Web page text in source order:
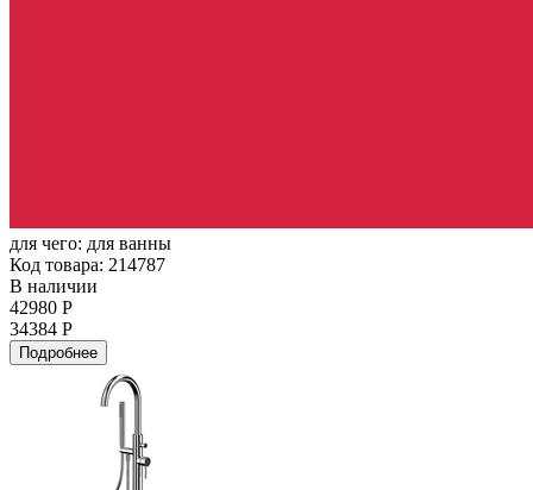
для чего: для ванны
Код товара: 214787
В наличии
42980 Р
34384 Р
Подробнее